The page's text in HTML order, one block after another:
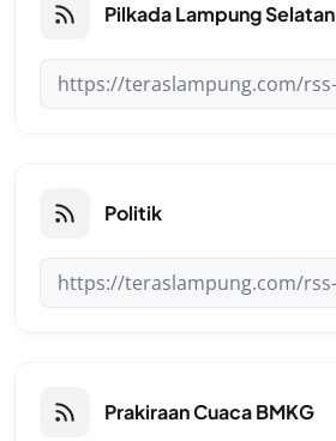
Pilkada Lampung Selatan
Politik
Prakiraan Cuaca BMKG